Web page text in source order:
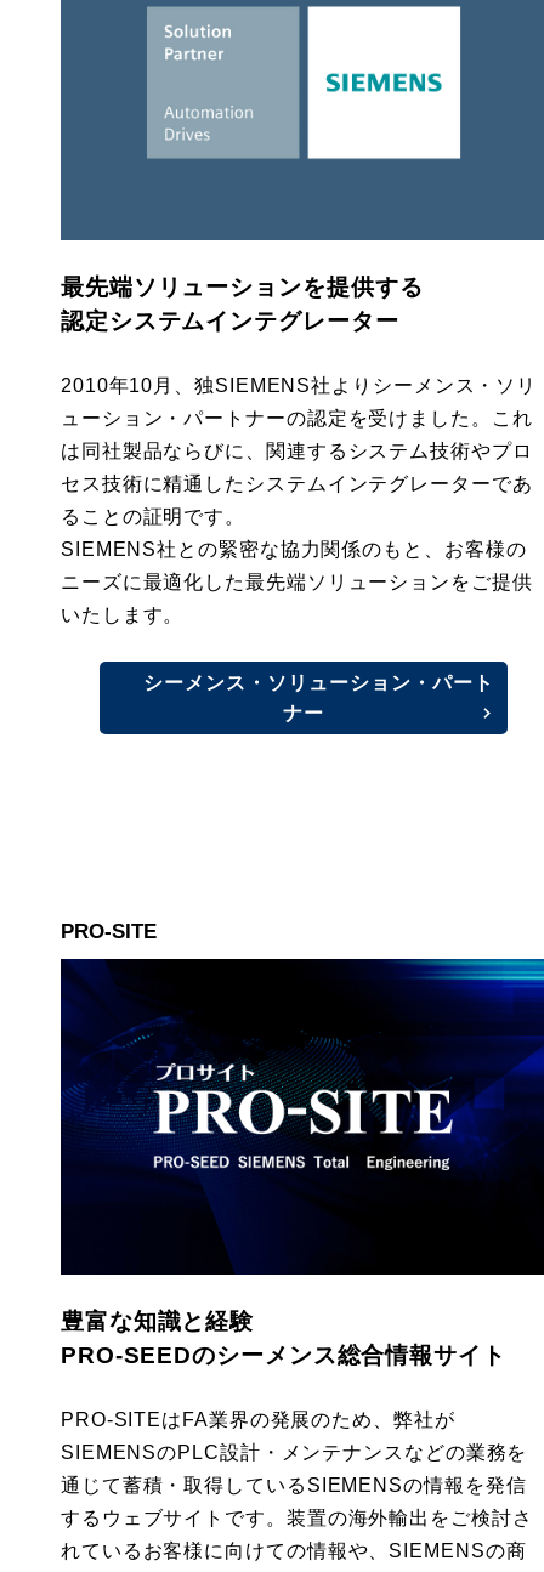
最先端ソリューションを提供する
認定システムインテグレーター
2010年10月、独SIEMENS社よりシーメンス・ソリ
ューション・パートナーの認定を受けました。これ
は同社製品ならびに、関連するシステム技術やプロ
セス技術に精通したシステムインテグレーターであ
ることの証明です。
SIEMENS社との緊密な協力関係のもと、お客様の
ニーズに最適化した最先端ソリューションをご提供
いたします。
シーメンス・ソリューション・パート
ナー
PRO-SITE
豊富な知識と経験
PRO-SEEDのシーメンス総合情報サイト
PRO-SITEはFA業界の発展のため、弊社が
SIEMENSのPLC設計・メンテナンスなどの業務を
通じて蓄積・取得しているSIEMENSの情報を発信
するウェブサイトです。装置の海外輸出をご検討さ
れているお客様に向けての情報や、SIEMENSの商